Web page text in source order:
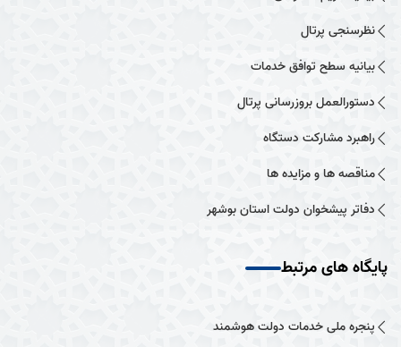
نظرسنجی پرتال
بیانیه سطح توافق خدمات
دستورالعمل بروزرسانی پرتال
راهبرد مشارکت دستگاه
مناقصه ها و مزایده ها
دفاتر پیشخوان دولت استان بوشهر
پایگاه های مرتبط
پنجره ملی خدمات دولت هوشمند